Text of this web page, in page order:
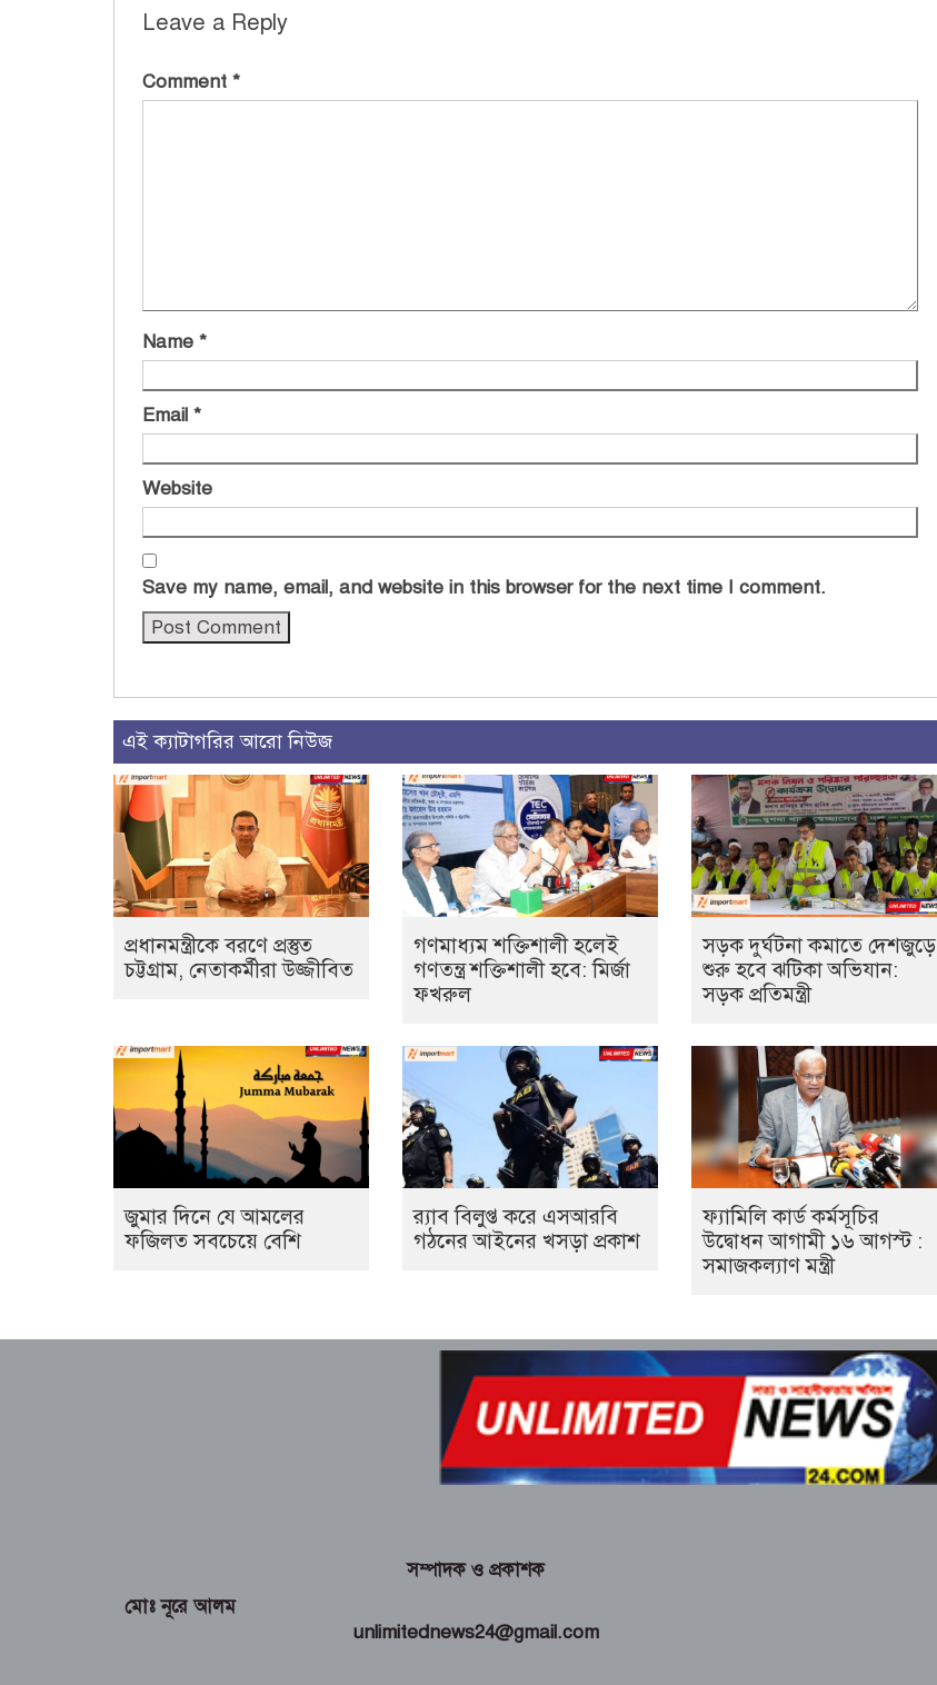
Leave a Reply
Comment *
Name *
Email *
Website
Save my name, email, and website in this browser for the next time I comment.
এই ক্যাটাগরির আরো নিউজ
প্রধানমন্ত্রীকে বরণে প্রস্তুত
চট্টগ্রাম, নেতাকর্মীরা উজ্জীবিত
গণমাধ্যম শক্তিশালী হলেই
গণতন্ত্র শক্তিশালী হবে: মির্জা
ফখরুল
সড়ক দুর্ঘটনা কমাতে দেশজুড়ে
শুরু হবে ঝটিকা অভিযান:
সড়ক প্রতিমন্ত্রী
জুমার দিনে যে আমলের
ফজিলত সবচেয়ে বেশি
র‍্যাব বিলুপ্ত করে এসআরবি
গঠনের আইনের খসড়া প্রকাশ
ফ্যামিলি কার্ড কর্মসূচির
উদ্বোধন আগামী ১৬ আগস্ট :
সমাজকল্যাণ মন্ত্রী
সম্পাদক ও প্রকাশক
মোঃ নূরে আলম
unlimitednews24@gmail.com